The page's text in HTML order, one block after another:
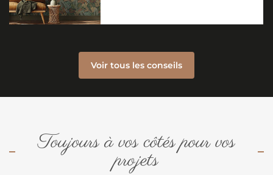
Voir tous les conseils
Toujours à vos côtés pour vos
projets